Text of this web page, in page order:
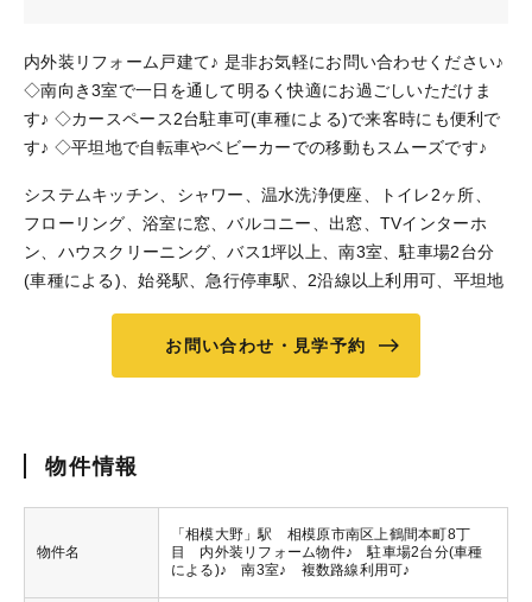
内外装リフォーム戸建て♪ 是非お気軽にお問い合わせください♪
◇南向き3室で一日を通して明るく快適にお過ごしいただけま
す♪ ◇カースペース2台駐車可(車種による)で来客時にも便利で
す♪ ◇平坦地で自転車やベビーカーでの移動もスムーズです♪
システムキッチン、シャワー、温水洗浄便座、トイレ2ヶ所、
フローリング、浴室に窓、バルコニー、出窓、TVインターホ
ン、ハウスクリーニング、バス1坪以上、南3室、駐車場2台分
(車種による)、始発駅、急行停車駅、2沿線以上利用可、平坦地
お問い合わせ・見学予約
物件情報
物件名
「相模大野」駅 相模原市南区上鶴間本町8丁
目 内外装リフォーム物件♪ 駐車場2台分(車種
による)♪ 南3室♪ 複数路線利用可♪